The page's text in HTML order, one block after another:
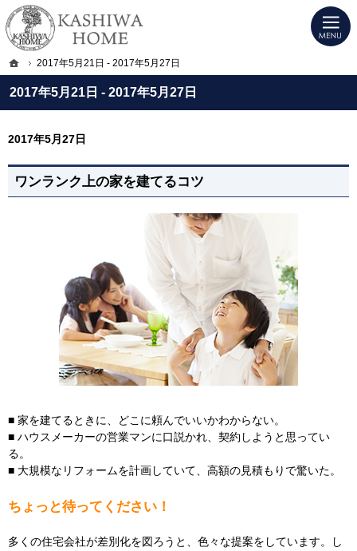
2017年5月21日 - 2017年5月27日
プロの目線からご提案。宇都宮市・壬生町・小山市のデザイン注文住宅・高気密
KASHIWA HOME｜宇都宮市・壬生町・小山市のデザイン注文住宅・高気密高断
2017年5月27日
ワンランク上の家を建てるコツ
■ 家を建てるときに、どこに頼んでいいかわからない。
■ ハウスメーカーの営業マンに口説かれ、契約しようと思ってい
る。
■ 大規模なリフォームを計画していて、高額の見積もりで驚いた。
ちょっと待ってください！
多くの住宅会社が差別化を図ろうと、色々な提案をしています。し
ホーム
2017年5月21日 - 2017年5月27日